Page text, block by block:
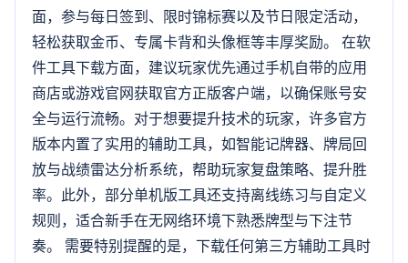
面，参与每日签到、限时锦标赛以及节日限定活动，
轻松获取金币、专属卡背和头像框等丰厚奖励。 在软
件工具下载方面，建议玩家优先通过手机自带的应用
商店或游戏官网获取官方正版客户端，以确保账号安
全与运行流畅。对于想要提升技术的玩家，许多官方
版本内置了实用的辅助工具，如智能记牌器、牌局回
放与战绩雷达分析系统，帮助玩家复盘策略、提升胜
率。此外，部分单机版工具还支持离线练习与自定义
规则，适合新手在无网络环境下熟悉牌型与下注节
奏。 需要特别提醒的是，下载任何第三方辅助工具时